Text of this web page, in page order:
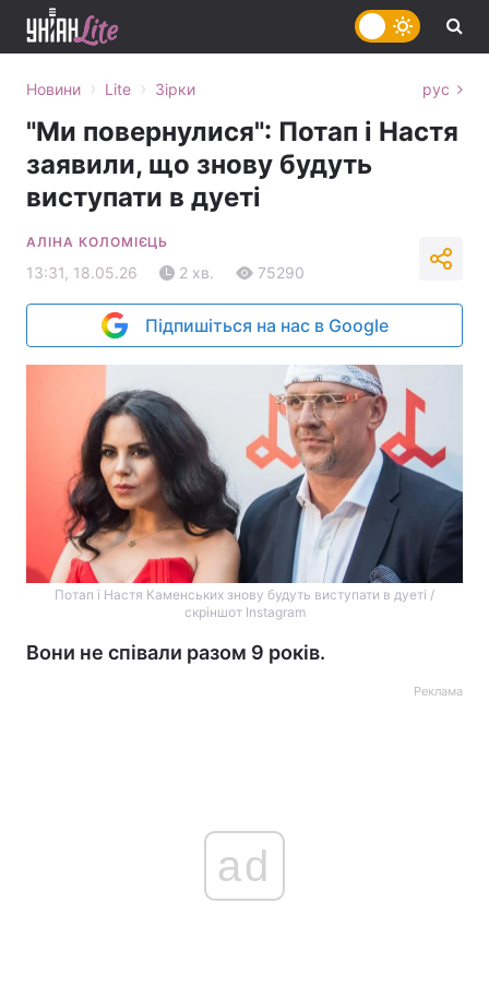
Новини › Lite › Зірки рус
"Ми повернулися": Потап і Настя
заявили, що знову будуть
виступати в дуеті
АЛІНА КОЛОМІЄЦЬ
13:31, 18.05.26 2 хв. 75290
Підпишіться на нас в Google
Потап і Настя Каменських знову будуть виступати в дуеті /
скріншот Instagram
Вони не співали разом 9 років.
Реклама
ad